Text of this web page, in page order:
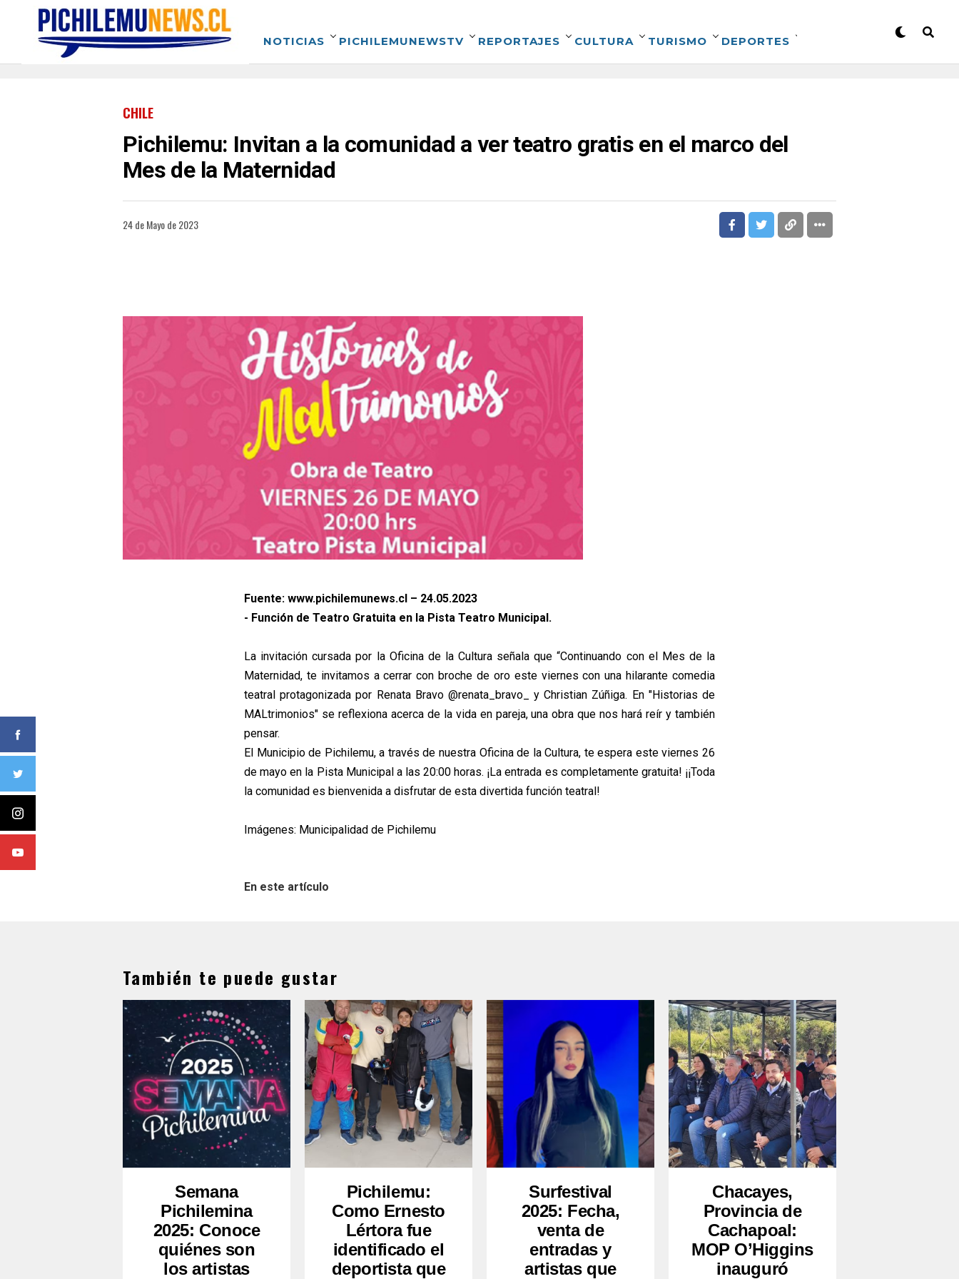
NOTICIAS PICHILEMUNEWSTV REPORTAJES CULTURA TURISMO DEPORTES
CHILE
Pichilemu: Invitan a la comunidad a ver teatro gratis en el marco del
Mes de la Maternidad
24 de Mayo de 2023
Fuente: www.pichilemunews.cl – 24.05.2023
- Función de Teatro Gratuita en la Pista Teatro Municipal.
La invitación cursada por la Oficina de la Cultura señala que “Continuando con el Mes de la
Maternidad, te invitamos a cerrar con broche de oro este viernes con una hilarante comedia
teatral protagonizada por Renata Bravo @renata_bravo_ y Christian Zúñiga. En "Historias de
MALtrimonios" se reflexiona acerca de la vida en pareja, una obra que nos hará reír y también
pensar.
El Municipio de Pichilemu, a través de nuestra Oficina de la Cultura, te espera este viernes 26
de mayo en la Pista Municipal a las 20:00 horas. ¡La entrada es completamente gratuita! ¡¡Toda
la comunidad es bienvenida a disfrutar de esta divertida función teatral!
Imágenes: Municipalidad de Pichilemu
En este artículo
También te puede gustar
Semana
Pichilemina
2025: Conoce
quiénes son
los artistas
Pichilemu:
Como Ernesto
Lértora fue
identificado el
deportista que
Surfestival
2025: Fecha,
venta de
entradas y
artistas que
Chacayes,
Provincia de
Cachapoal:
MOP O’Higgins
inauguró